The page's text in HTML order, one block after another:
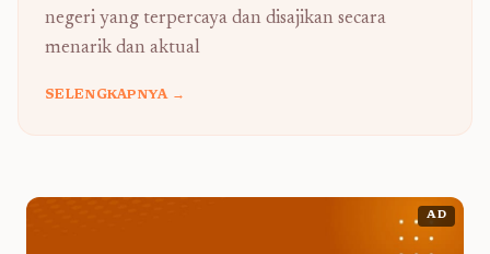
negeri yang terpercaya dan disajikan secara
menarik dan aktual
SELENGKAPNYA →
AD